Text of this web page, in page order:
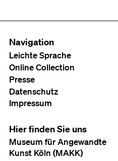
Navigation
Leichte Sprache
Online Collection
Presse
Datenschutz
Impressum
Hier finden Sie uns
Museum für Angewandte
Kunst Köln (MAKK)